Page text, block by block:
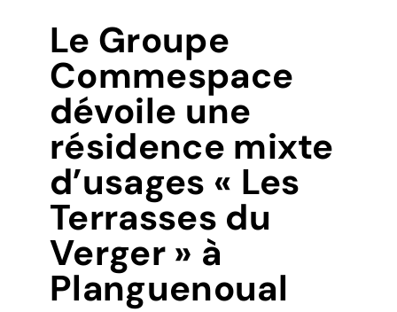
Le Groupe
Commespace
dévoile une
résidence mixte
d’usages « Les
Terrasses du
Verger » à
Planguenoual